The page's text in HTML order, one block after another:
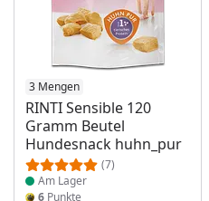
3 Mengen
RINTI Sensible 120
Gramm Beutel
Hundesnack huhn_pur
(7)
Produkt am Lager
Am Lager
6Punkte